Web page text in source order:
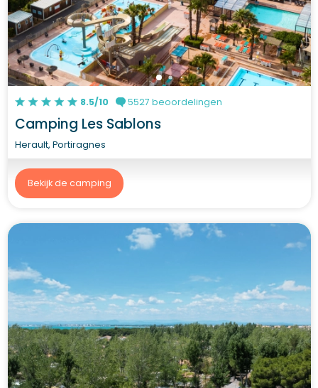
8.5/10 5527 beoordelingen
Camping Les Sablons
Herault, Portiragnes
Bekijk de camping